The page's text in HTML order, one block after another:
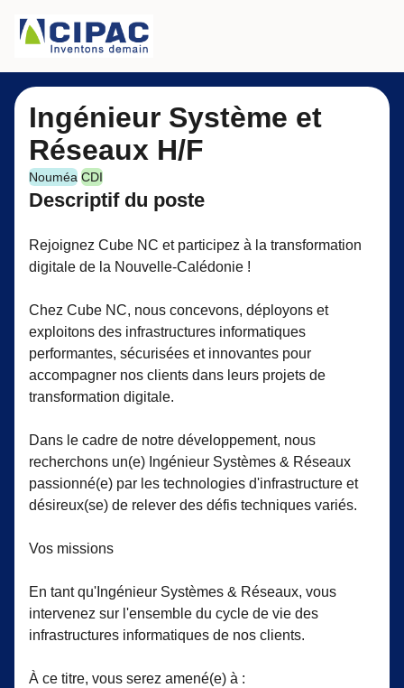
Ingénieur Système et
Réseaux H/F
Nouméa CDI
Descriptif du poste
Rejoignez Cube NC et participez à la transformation
digitale de la Nouvelle-Calédonie !
Chez Cube NC, nous concevons, déployons et
exploitons des infrastructures informatiques
performantes, sécurisées et innovantes pour
accompagner nos clients dans leurs projets de
transformation digitale.
Dans le cadre de notre développement, nous
recherchons un(e) Ingénieur Systèmes & Réseaux
passionné(e) par les technologies d'infrastructure et
désireux(se) de relever des défis techniques variés.
Vos missions
En tant qu'Ingénieur Systèmes & Réseaux, vous
intervenez sur l'ensemble du cycle de vie des
infrastructures informatiques de nos clients.
À ce titre, vous serez amené(e) à :